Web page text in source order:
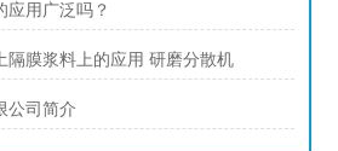
应用广泛吗？
隔膜浆料上的应用 研磨分散机
公司简介